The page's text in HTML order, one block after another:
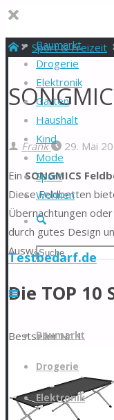
Baumarkt
Drogerie
Elektronik
Garten
Haushalt
Kind
Mode
Sport
Wohnen
Suche
Suchen
Testbedarf.de
springen
Baumarkt
Drogerie
Elektronik
StartSport & Freizeit
Frank 29. Mai
EinSONGMICS
Diese Feldbetten
Übernachtungen
durch gutes Design
Auswahlkriterien
Die TOP 10
Bestseller Nr. 1